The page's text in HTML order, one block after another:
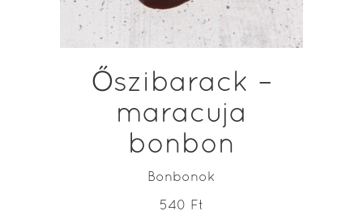
Őszibarack –
maracuja
bonbon
Bonbonok
540 Ft